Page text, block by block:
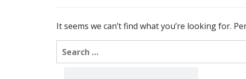
It seems we can’t find what you’re looking for.
for: